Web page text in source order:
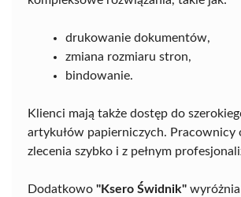
drukowanie dokumentów,
zmiana rozmiaru stron,
bindowanie.
Klienci mają także dostęp do
artykułów papierniczych. Pracownicy
zlecenia szybko i z pełnym
Dodatkowo "Ksero Świdnik"